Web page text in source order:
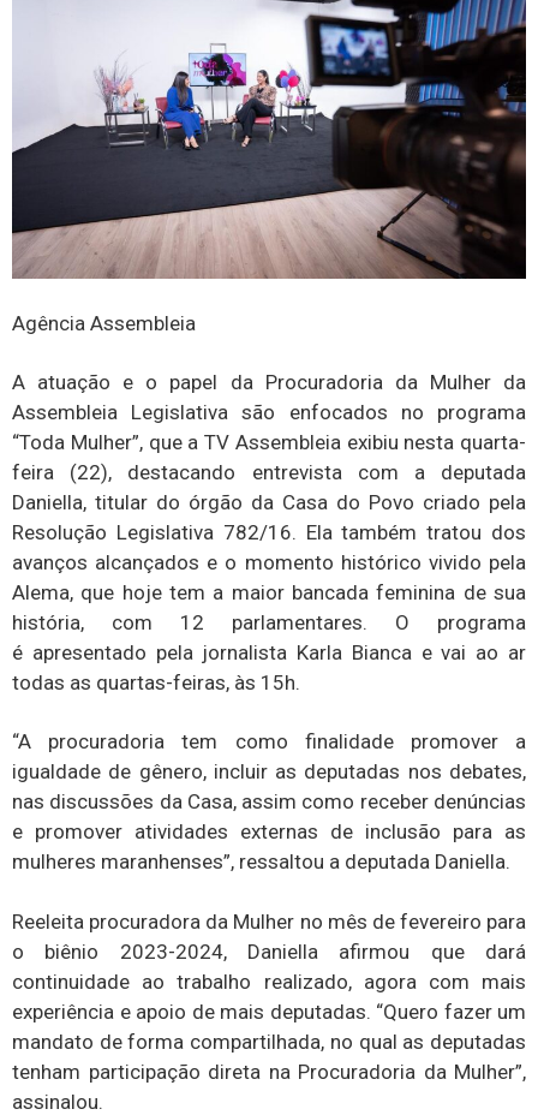
Agência Assembleia
A atuação e o papel da Procuradoria da Mulher da
Assembleia Legislativa são enfocados no programa
“Toda Mulher”, que a TV Assembleia exibiu nesta quarta-
feira (22), destacando entrevista com a deputada
Daniella, titular do órgão da Casa do Povo criado pela
Resolução Legislativa 782/16. Ela também tratou dos
avanços alcançados e o momento histórico vivido pela
Alema, que hoje tem a maior bancada feminina de sua
história, com 12 parlamentares. O programa
é apresentado pela jornalista Karla Bianca e vai ao ar
todas as quartas-feiras, às 15h.
“A procuradoria tem como finalidade promover a
igualdade de gênero, incluir as deputadas nos debates,
nas discussões da Casa, assim como receber denúncias
e promover atividades externas de inclusão para as
mulheres maranhenses”, ressaltou a deputada Daniella.
Reeleita procuradora da Mulher no mês de fevereiro para
o biênio 2023-2024, Daniella afirmou que dará
continuidade ao trabalho realizado, agora com mais
experiência e apoio de mais deputadas. “Quero fazer um
mandato de forma compartilhada, no qual as deputadas
tenham participação direta na Procuradoria da Mulher”,
assinalou.